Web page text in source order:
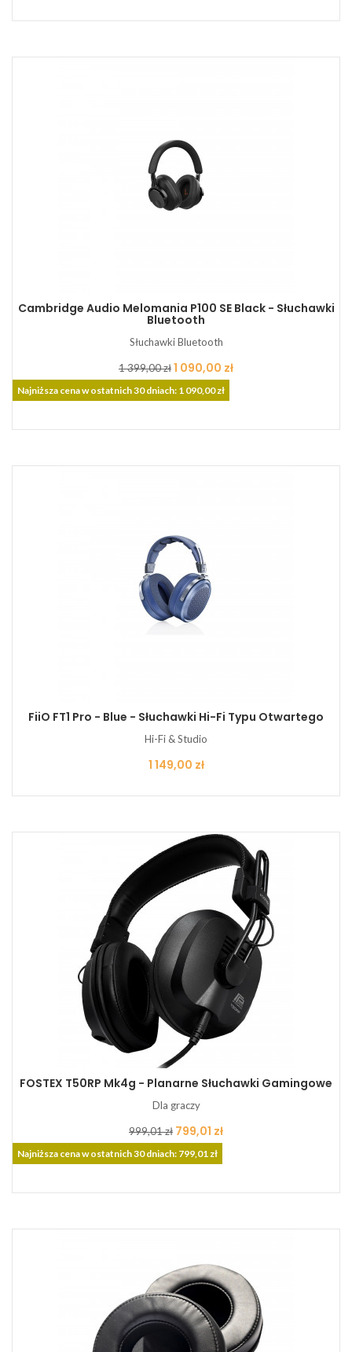
Cambridge Audio Melomania P100 SE Black - Słuchawki
Bluetooth
Słuchawki Bluetooth
Cena
podstawowa
1 399,00 złCena
1 090,00 zł
Najniższa cena w ostatnich 30 dniach: 1 090,00 zł
FiiO FT1 Pro - Blue - Słuchawki Hi-Fi Typu Otwartego
Hi-Fi & Studio
Cena
1 149,00 zł
FOSTEX T50RP Mk4g - Planarne Słuchawki Gamingowe
Dla graczy
Cena
podstawowa
999,01 zł Cena
799,01 zł
Najniższa cena w ostatnich 30 dniach: 799,01 zł